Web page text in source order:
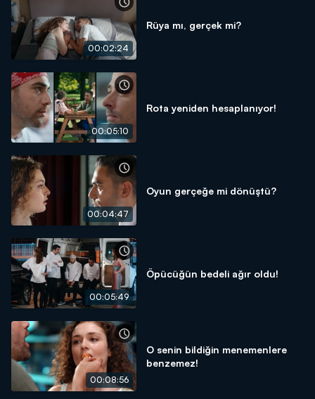
00:02:24
Rüya mı, gerçek mi?
00:05:10
Rota yeniden hesaplanıyor!
00:04:47
Oyun gerçeğe mi dönüştü?
00:05:49
Öpücüğün bedeli ağır oldu!
00:08:56
O senin bildiğin menemenlere
benzemez!